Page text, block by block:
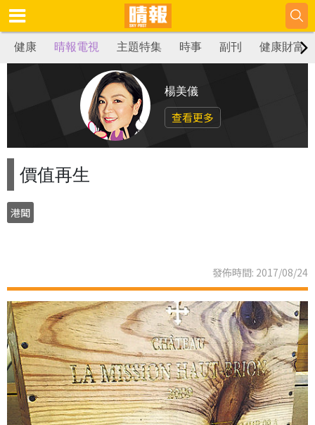
健康 晴報電視 主題特集 時事 副刊 健康財富
楊美儀
查看更多
價值再生
港聞
發佈時間: 2017/08/24